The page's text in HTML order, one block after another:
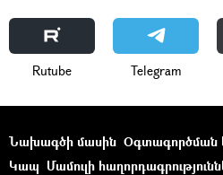
Rutube Telegram
Նախագծի մասին Օգտագործման
Կապ Մամուլի